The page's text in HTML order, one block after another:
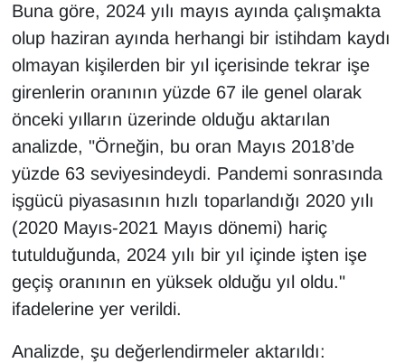
Buna göre, 2024 yılı mayıs ayında çalışmakta
olup haziran ayında herhangi bir istihdam kaydı
olmayan kişilerden bir yıl içerisinde tekrar işe
girenlerin oranının yüzde 67 ile genel olarak
önceki yılların üzerinde olduğu aktarılan
analizde, "Örneğin, bu oran Mayıs 2018’de
yüzde 63 seviyesindeydi. Pandemi sonrasında
işgücü piyasasının hızlı toparlandığı 2020 yılı
(2020 Mayıs-2021 Mayıs dönemi) hariç
tutulduğunda, 2024 yılı bir yıl içinde işten işe
geçiş oranının en yüksek olduğu yıl oldu."
ifadelerine yer verildi.
Analizde, şu değerlendirmeler aktarıldı: